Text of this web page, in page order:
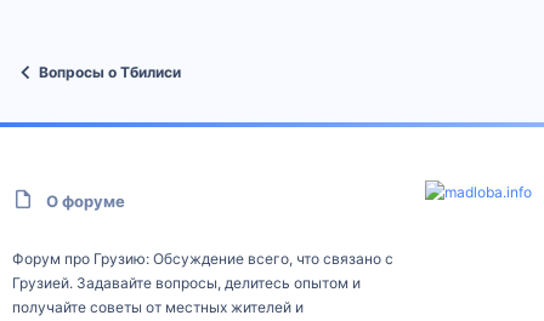
Вопросы о Тбилиси
О форуме
Форум про Грузию: Обсуждение всего, что связано с
Грузией. Задавайте вопросы, делитесь опытом и
получайте советы от местных жителей и